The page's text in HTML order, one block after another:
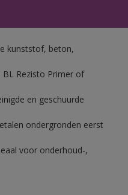
kunststof, beton,
Rezisto Primer of
en geschuurde
ondergronden eerst
voor onderhoud-,